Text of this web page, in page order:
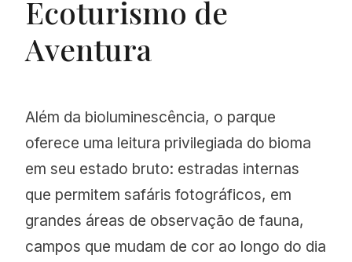
Ecoturismo de
Aventura
Além da bioluminescência, o parque
oferece uma leitura privilegiada do bioma
em seu estado bruto: estradas internas
que permitem safáris fotográficos, em
grandes áreas de observação de fauna,
campos que mudam de cor ao longo do dia